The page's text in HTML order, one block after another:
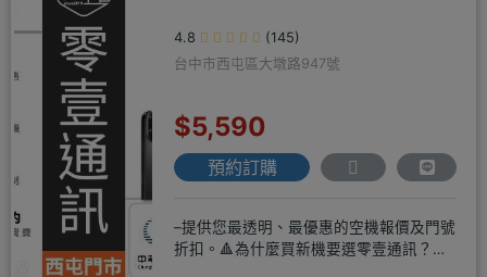
4.8
(145)
台中市西屯區大墩路947號
$5,590
預約訂購
–提供您最透明、最優惠的空機報價及門號
折扣。🔺為什麼買新機要選零壹通訊？